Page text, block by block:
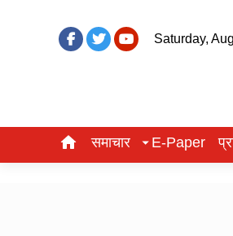
Saturday,
समाचार E-Paper